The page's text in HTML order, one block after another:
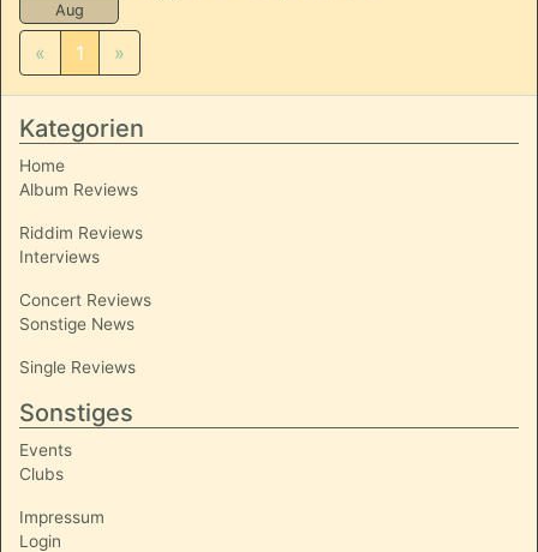
Aug
« 1 »
Kategorien
Home
Album Reviews
Riddim Reviews
Interviews
Concert Reviews
Sonstige News
Single Reviews
Sonstiges
Events
Clubs
Impressum
Login